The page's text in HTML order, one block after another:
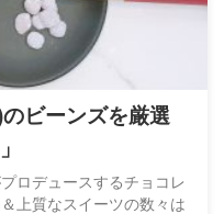
ビーンズを厳選
ロデュースするチョコレ
上質なスイーツの数々は